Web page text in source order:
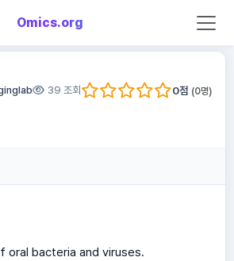
Omics.org
39 조회 0점 (0명)
oral bacteria and viruses.